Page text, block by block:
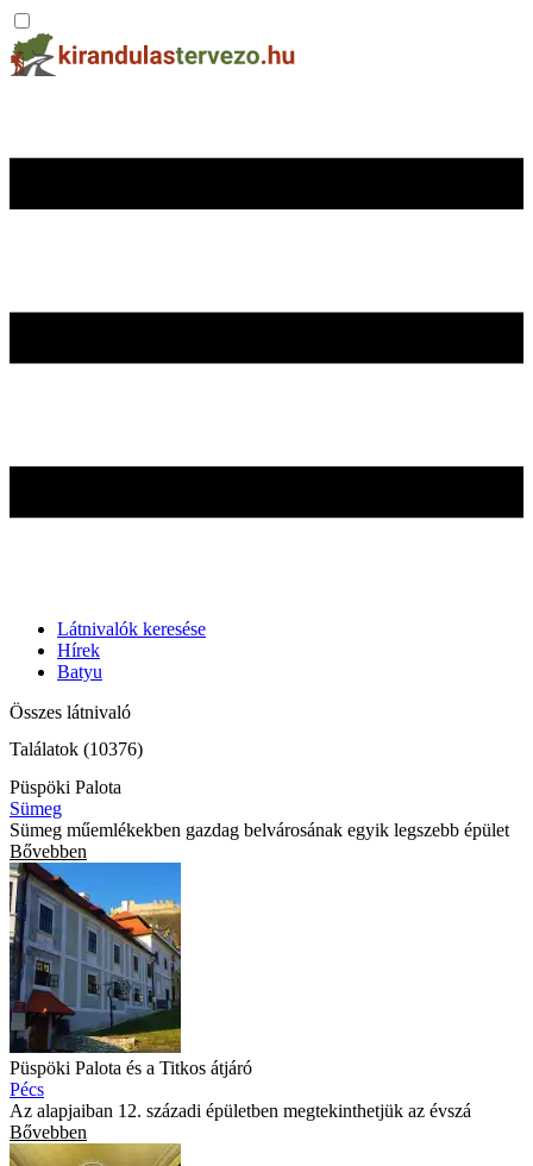
Látnivalók keresése
Hírek
Batyu
Összes látnivaló
Találatok (10376)
Püspöki Palota
Sümeg
Sümeg műemlékekben gazdag belvárosának egyik legszebb épület
Bővebben
Püspöki Palota és a Titkos átjáró
Pécs
Az alapjaiban 12. századi épületben megtekinthetjük az évszá
Bővebben